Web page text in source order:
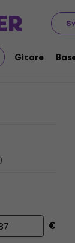
Gitare
Baterije
)
cijena
cijena
€